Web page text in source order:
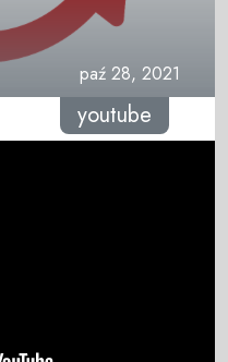
paź 28, 2021
youtube